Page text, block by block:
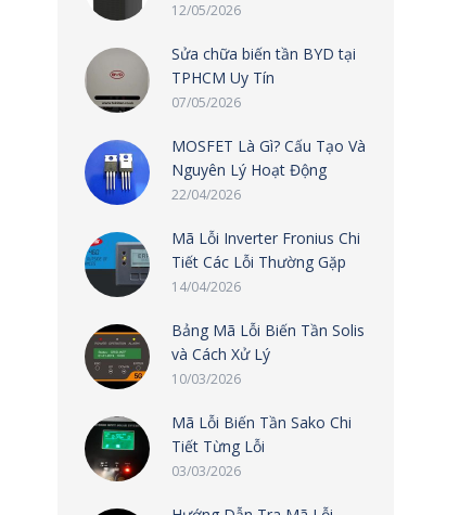
12/05/2026
Sửa chữa biến tần BYD tại
TPHCM Uy Tín
07/05/2026
MOSFET Là Gì? Cấu Tạo Và
Nguyên Lý Hoạt Động
22/04/2026
Mã Lỗi Inverter Fronius Chi
Tiết Các Lỗi Thường Gặp
14/04/2026
Bảng Mã Lỗi Biến Tần Solis
và Cách Xử Lý
10/03/2026
Mã Lỗi Biến Tần Sako Chi
Tiết Từng Lỗi
03/03/2026